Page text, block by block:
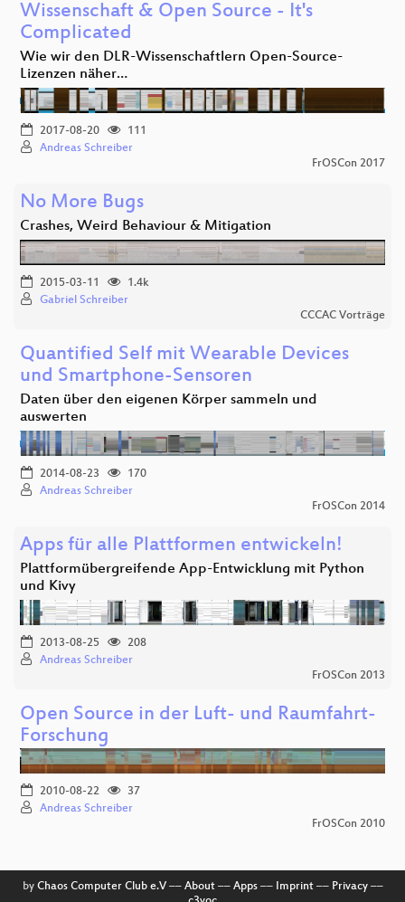
Wissenschaft & Open Source - It's
Complicated
Wie wir den DLR-Wissenschaftlern Open-Source-
Lizenzen näher…
2017-08-20
111
Andreas Schreiber
FrOSCon 2017
No More Bugs
Crashes, Weird Behaviour & Mitigation
2015-03-11
1.4k
Gabriel Schreiber
CCCAC Vorträge
Quantified Self mit Wearable Devices
und Smartphone-Sensoren
Daten über den eigenen Körper sammeln und
auswerten
2014-08-23
170
Andreas Schreiber
FrOSCon 2014
Apps für alle Plattformen entwickeln!
Plattformübergreifende App-Entwicklung mit Python
und Kivy
2013-08-25
208
Andreas Schreiber
FrOSCon 2013
Open Source in der Luft- und Raumfahrt-
Forschung
2010-08-22
37
Andreas Schreiber
FrOSCon 2010
by Chaos Computer Club e.V–– About–– Apps–– Imprint–– Privacy––